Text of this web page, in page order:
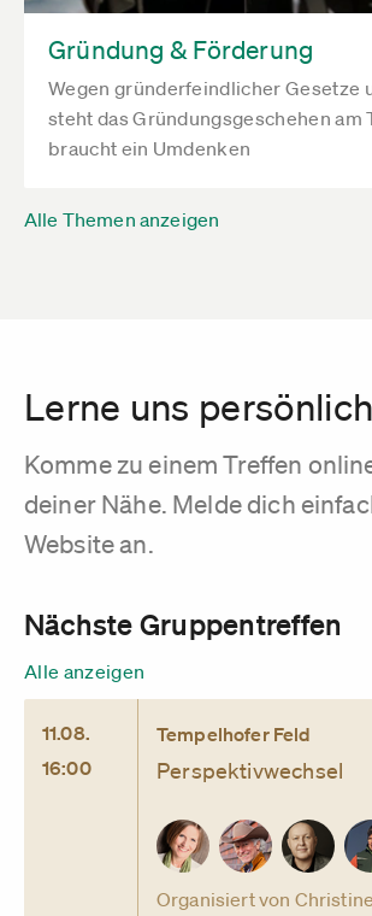
Gründung & Förderung
Wegen gründerfeindlicher Gesetze
steht das Gründungsgeschehen am
braucht ein Umdenken
Alle Themen anzeigen
Lerne uns
Komme zu einem Treffen
deiner Nähe. Melde dich
Website an.
Nächste Gruppentreffen
Alle anzeigen
11.08.
16:00
Tempelhofer Feld
Perspektivwechsel
Organisiert von